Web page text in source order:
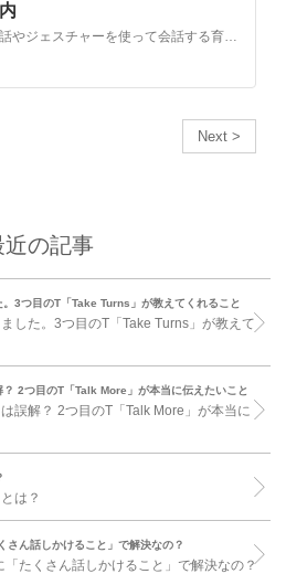
まだ話せない赤ちゃんと手話やジェスチャーを使って会話する育児法、ベビーサインを推進する日本ベビーサイン協会のサイトです。
Next >
近の記事
。3つ目のT「Take Turns」が教えてくれること
した。3つ目のT「Take Turns」が教えて
？ 2つ目のT「Talk More」が本当に伝えたいこと
誤解？ 2つ目のT「Talk More」が本当に
は？
さん話しかけること」で解決なの？
「たくさん話しかけること」で解決なの？